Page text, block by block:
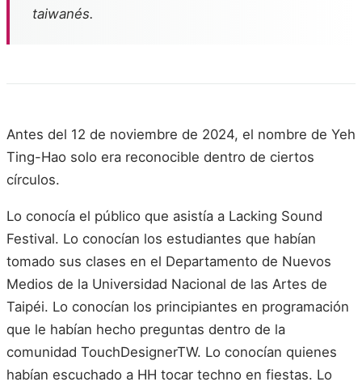
taiwanés.
Antes del 12 de noviembre de 2024, el nombre de Yeh
Ting-Hao solo era reconocible dentro de ciertos
círculos.
Lo conocía el público que asistía a Lacking Sound
Festival. Lo conocían los estudiantes que habían
tomado sus clases en el Departamento de Nuevos
Medios de la Universidad Nacional de las Artes de
Taipéi. Lo conocían los principiantes en programación
que le habían hecho preguntas dentro de la
comunidad TouchDesignerTW. Lo conocían quienes
habían escuchado a HH tocar techno en fiestas. Lo